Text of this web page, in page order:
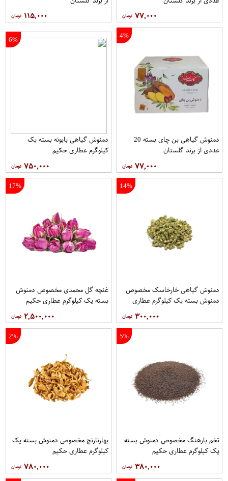
۷۷,۰۰۰ ۱۱۵,۰۰۰
4%
دمنوش گیاهی بن چای بسته 20
عددی از برند گلستان
۷۷,۰۰۰
6%
دمنوش گیاهی بابونه بسته یک
کیلوگرم عطاری حکیم
۷۵۰,۰۰۰
14%
دمنوش گیاهی خارخاسک مخصوص
دمنوش بسته یک کیلوگرم عطاری
۳۰۰,۰۰۰
17%
غنچه گل محمدی مخصوص دمنوش
بسته یک کیلوگرم عطاری حکیم
۲,۵۰۰,۰۰۰
5%
تخم بارهنگ مخصوص دمنوش بسته
یک کیلوگرم عطاری حکیم
۳۸۰,۰۰۰
2%
بهارنارنج مخصوص دمنوش بسته یک
کیلوگرم عطاری حکیم
۷۸۰,۰۰۰